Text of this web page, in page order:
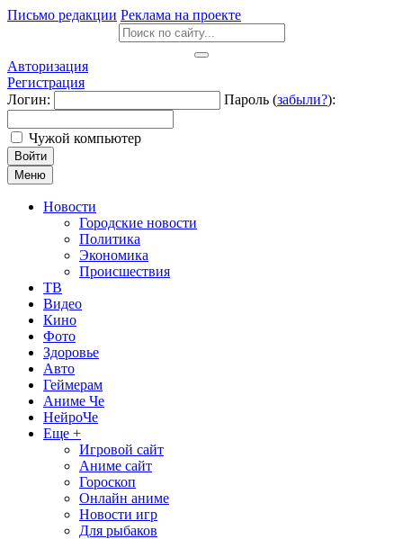
Письмо редакции Реклама на проекте
Авторизация
Регистрация
Логин:
Пароль (забыли?):
Чужой компьютер
Войти
Меню
Новости
Городские новости
Политика
Экономика
Происшествия
ТВ
Видео
Кино
Фото
Здоровье
Авто
Геймерам
Аниме Че
НейроЧе
Еще +
Игровой сайт
Аниме сайт
Гороскоп
Онлайн аниме
Новости игр
Для рыбаков